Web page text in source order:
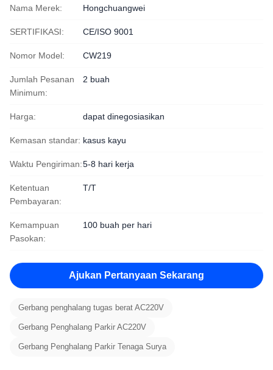
Nama Merek: Hongchuangwei
SERTIFIKASI: CE/ISO 9001
Nomor Model: CW219
Jumlah Pesanan
Minimum:
2 buah
Harga: dapat dinegosiasikan
Kemasan standar: kasus kayu
Waktu Pengiriman:5-8 hari kerja
Ketentuan
Pembayaran:
T/T
Kemampuan
Pasokan:
100 buah per hari
Ajukan Pertanyaan Sekarang
Gerbang penghalang tugas berat AC220V
Gerbang Penghalang Parkir AC220V
Gerbang Penghalang Parkir Tenaga Surya